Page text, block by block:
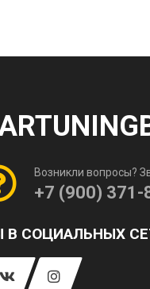
Возникли вопросы?
+7 (900) 371-
В СОЦИАЛЬНЫХ